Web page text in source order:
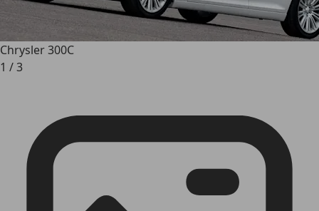
Chrysler 300C
1 /3